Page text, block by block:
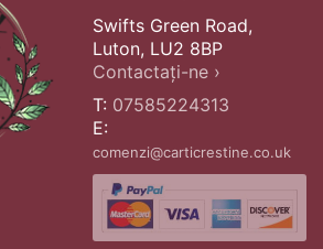
Swifts Green Road,
Luton, LU2 8BP
Contactați-ne ›
T: 07585224313
E:
comenzi@carticrestine.co.uk